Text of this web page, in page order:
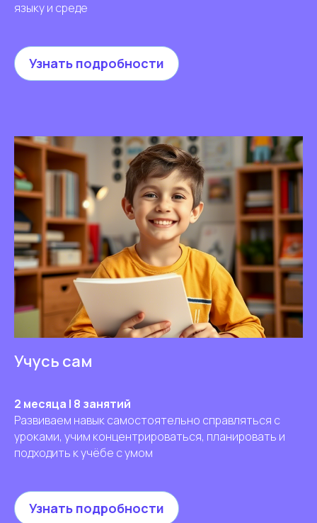
языку и среде
Узнать подробности
Учусь сам
2 месяца | 8 занятий
Развиваем навык самостоятельно справляться с
уроками, учим концентрироваться, планировать и
подходить к учёбе с умом
Узнать подробности
Нам важно, чтобы дети смогли по-настоящему
применять в жизни знания, полученные на курсе.
Поэтому мы учим ↓